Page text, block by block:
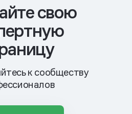
свою
к сообществу